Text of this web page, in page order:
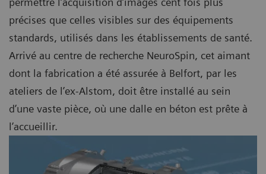
précises que celles visibles sur des équipements
standards, utilisés dans les établissements de santé.
Arrivé au centre de recherche NeuroSpin, cet aimant
dont la fabrication a été assurée à Belfort, par les
ateliers de l’ex-Alstom, doit être installé au sein
d’une vaste pièce, où une dalle en béton est prête à
l’accueillir.